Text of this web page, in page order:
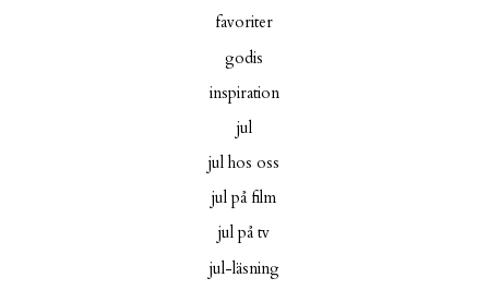
favoriter
godis
inspiration
jul
jul hos oss
jul på film
jul på tv
jul-läsning